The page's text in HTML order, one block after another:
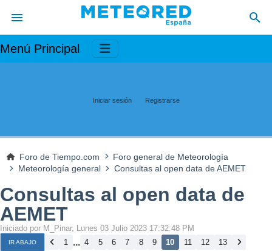
Menú Principal
Iniciar sesión Registrarse
Foro de Tiempo.com
Foro general de Meteorología
Meteorología general
Consultas al open data de AEMET
Consultas al open data de
AEMET
Iniciado por M_Pinar, Lunes 03 Julio 2023 17:32:48 PM
IR ABAJO 1 ... 4 5 6 7 8 9 10 11 12 13